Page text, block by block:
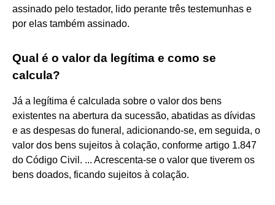
assinado pelo testador, lido perante três testemunhas e
por elas também assinado.
Qual é o valor da legítima e como se
calcula?
Já a legítima é calculada sobre o valor dos bens
existentes na abertura da sucessão, abatidas as dívidas
e as despesas do funeral, adicionando-se, em seguida, o
valor dos bens sujeitos à colação, conforme artigo 1.847
do Código Civil. ... Acrescenta-se o valor que tiverem os
bens doados, ficando sujeitos à colação.